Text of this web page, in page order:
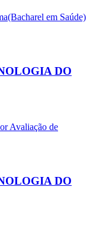
em Saúde)
DO
Avaliação de
DO